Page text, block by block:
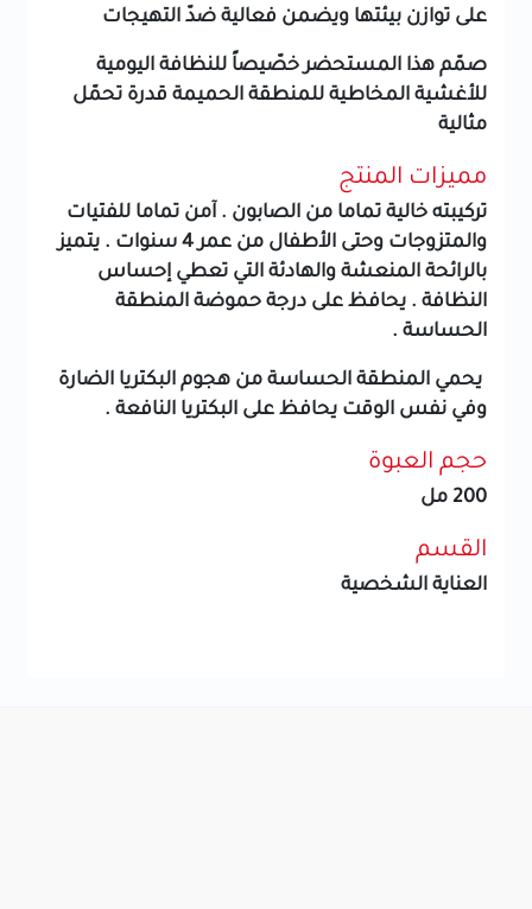
على توازن بيئتها ويضمن فعالية ضدّ التهيجات
صمّم هذا المستحضر خصّيصاً للنظافة اليومية
للأغشية المخاطية للمنطقة الحميمة قدرة تحمّل
مثالية
مميزات المنتج
تركيبته خالية تماما من الصابون . آمن تماما للفتيات
والمتزوجات وحتى الأطفال من عمر 4 سنوات .
يتميز
بالرائحة المنعشة والهادئة التي تعطي إحساس
النظافة . يحافظ على درجة حموضة المنطقة
الحساسة .
يحمي المنطقة الحساسة من هجوم البكتريا الضارة
وفي نفس الوقت يحافظ على البكتريا النافعة .
حجم العبوة
200 مل
القسم
العناية الشخصية